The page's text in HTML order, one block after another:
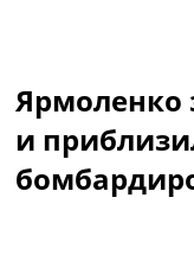
Украина.
Лига
Англия.
Испания.
Ярмоленко
и